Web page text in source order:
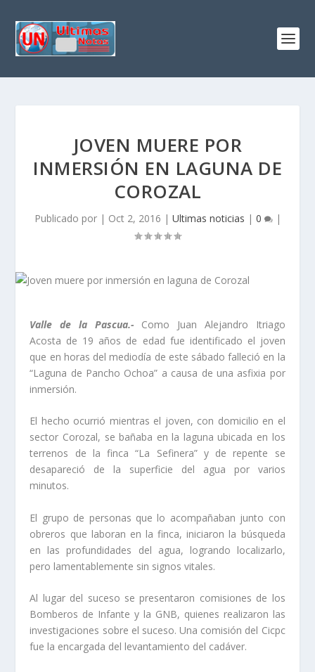
JOVEN MUERE POR
INMERSIÓN EN LAGUNA DE
COROZAL
Publicado por | Oct 2, 2016 | Ultimas noticias | 0 |
Valle de la Pascua.-
Como Juan Alejandro Itriago
Acosta de 19 años de edad fue identificado el joven
que en horas del mediodía de este sábado falleció en la
“Laguna de Pancho Ochoa” a causa de una asfixia por
inmersión.
El hecho ocurrió mientras el joven, con domicilio en el
sector Corozal, se bañaba en la laguna ubicada en los
terrenos de la finca “La Sefinera” y de repente se
desapareció de la superficie del agua por varios
minutos.
El grupo de personas que lo acompañaban junto con
obreros que laboran en la finca, iniciaron la búsqueda
en las profundidades del agua, logrando localizarlo,
pero lamentablemente sin signos vitales.
Al lugar del suceso se presentaron comisiones de los
Bomberos de Infante y la GNB, quienes realizaron las
investigaciones sobre el suceso. Una comisión del Cicpc
fue la encargada del levantamiento del cadáver.